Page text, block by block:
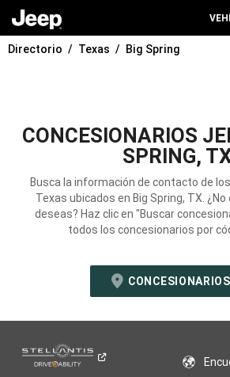
Directorio Texas Big Spring
CONCESIONARIOS
SPRING,
Busca la información de contacto de
Texas ubicados en Big Spring, TX.
deseas? Haz clic en "Buscar
todos los concesionarios por
CONCESIONARIOS